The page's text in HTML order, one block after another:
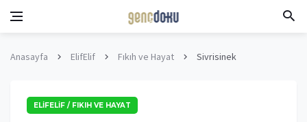
Anasayfa ElifElif Fıkıh ve Hayat Sivrisinek
ELIFELIF / FIKIH VE HAYAT